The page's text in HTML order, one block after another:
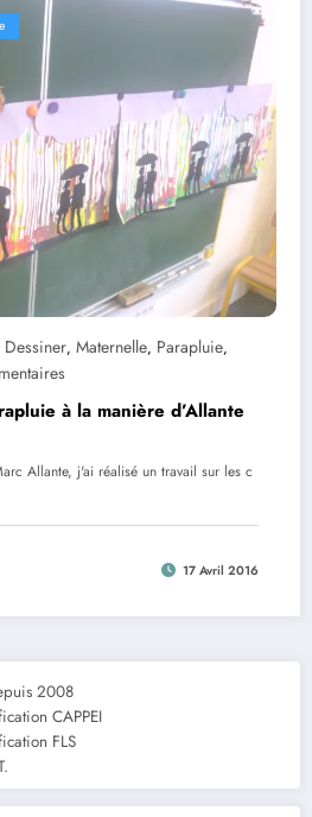
Dessiner, Maternelle, Parapluie,
à la manière d’Allante
Allante, j'ai réalisé un travail sur les c
17 Avril 2016
2008
CAPPEI
FLS